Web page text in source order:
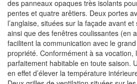
des panneaux opaques très isolants
pentes et quatre arêtiers. Deux portes
l’anglaise, situées sur la façade avant
ainsi que des fenêtres coulissantes (en
facilitent la communication avec le
propriété. Conformément à sa vocation,
parfaitement habitable en toute saison.
en effet d’élever la température